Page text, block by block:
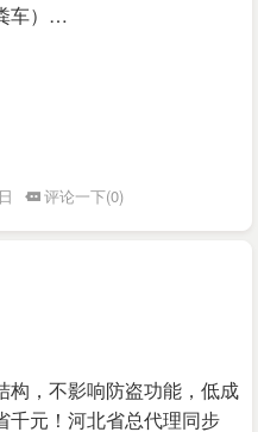
车）…
评论一下(0)
构，不影响防盗功能，低成
千元！河北省总代理同步